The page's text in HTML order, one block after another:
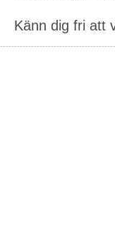
Känn dig fri att